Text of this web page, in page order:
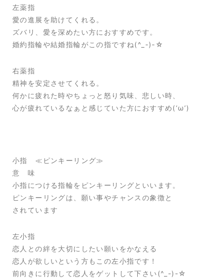
左薬指
愛の進展を助けてくれる。
ズバリ、愛を深めたい方におすすめです。
婚約指輪や結婚指輪がこの指ですね(^_-)-☆
右薬指
精神を安定させてくれる。
何かに疲れた時やちょっと怒り気味、悲しい時、
心が疲れているなぁと感じていた方におすすめ(‘ω’)
小指 ≪ピンキーリング≫
意 味
小指につける指輪をピンキーリングといいます。
ピンキーリングは、願い事やチャンスの象徴と
されています
左小指
恋人との絆を大切にしたい願いをかなえる
恋人が欲しいという方もこの左小指です！
前向きに行動して恋人をゲットして下さい(^_-)-☆